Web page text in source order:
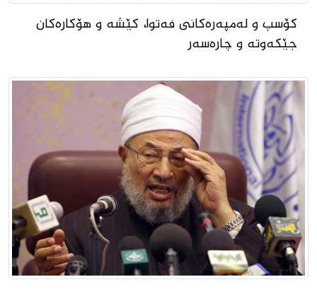
کۆسپ و لەمپەرەکانی فەتوا، کێشە و هۆکارەکان
جێکەوتە و چارەسەر